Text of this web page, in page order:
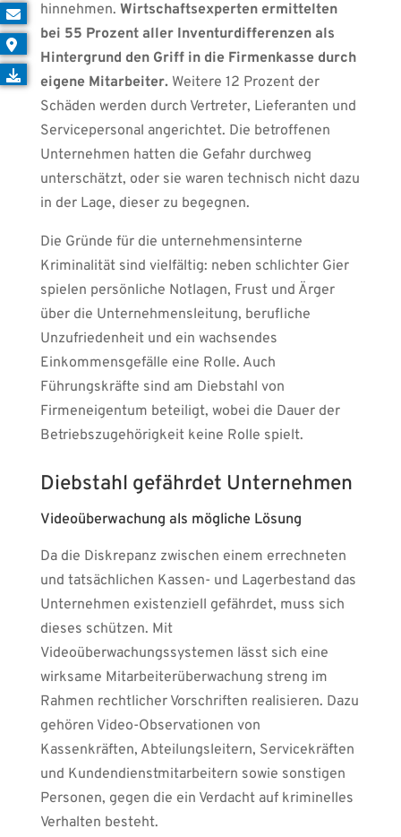
hinnehmen. Wirtschaftsexperten ermittelten
bei 55 Prozent aller Inventurdifferenzen als
Hintergrund den Griff in die Firmenkasse durch
eigene Mitarbeiter. Weitere 12 Prozent der
Schäden werden durch Vertreter, Lieferanten und
Servicepersonal angerichtet. Die betroffenen
Unternehmen hatten die Gefahr durchweg
unterschätzt, oder sie waren technisch nicht dazu
in der Lage, dieser zu begegnen.
Die Gründe für die unternehmensinterne
Kriminalität sind vielfältig: neben schlichter Gier
spielen persönliche Notlagen, Frust und Ärger
über die Unternehmensleitung, berufliche
Unzufriedenheit und ein wachsendes
Einkommensgefälle eine Rolle. Auch
Führungskräfte sind am Diebstahl von
Firmeneigentum beteiligt, wobei die Dauer der
Betriebszugehörigkeit keine Rolle spielt.
Diebstahl gefährdet Unternehmen
Videoüberwachung als mögliche Lösung
Da die Diskrepanz zwischen einem errechneten
und tatsächlichen Kassen- und Lagerbestand das
Unternehmen existenziell gefährdet, muss sich
dieses schützen. Mit
Videoüberwachungssystemen lässt sich eine
wirksame Mitarbeiterüberwachung streng im
Rahmen rechtlicher Vorschriften realisieren. Dazu
gehören Video-Observationen von
Kassenkräften, Abteilungsleitern, Servicekräften
und Kundendienstmitarbeitern sowie sonstigen
Personen, gegen die ein Verdacht auf kriminelles
Verhalten besteht.